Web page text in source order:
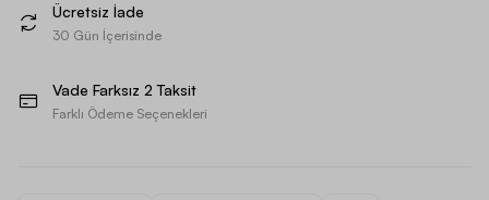
Ücretsiz İade
30 Gün İçerisinde
Vade Farksız 2 Taksit
Farklı Ödeme Seçenekleri